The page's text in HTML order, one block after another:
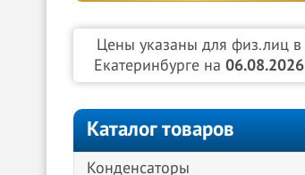
Цены указаны для физ.лиц в
Екатеринбурге на 06.08.2026
Каталог товаров
Конденсаторы